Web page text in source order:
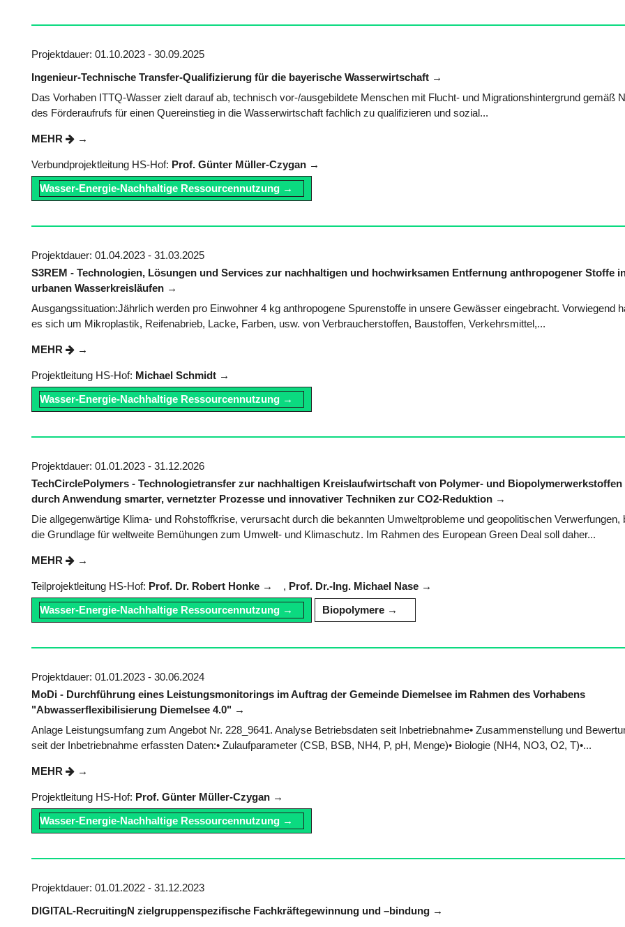
Projektdauer: 01.10.2023 - 30.09.2025
Ingenieur-Technische Transfer-Qualifizierung für die bayerische Wasserwirtschaft
Das Vorhaben ITTQ-Wasser zielt darauf ab, technisch vor-/ausgebildete Menschen mit Flucht- und Migrationshintergrund gemäß
des Förderaufrufs für einen Quereinstieg in die Wasserwirtschaft fachlich zu qualifizieren und sozial...
MEHR
Verbundprojektleitung HS-Hof: Prof. Günter Müller-Czygan
Wasser-Energie-Nachhaltige Ressourcennutzung
Projektdauer: 01.04.2023 - 31.03.2025
S3REM - Technologien, Lösungen und Services zur nachhaltigen und hochwirksamen Entfernung anthropogener Stoffe
urbanen Wasserkreisläufen
Ausgangssituation:Jährlich werden pro Einwohner 4 kg anthropogene Spurenstoffe in unsere Gewässer eingebracht. Vorwiegend
es sich um Mikroplastik, Reifenabrieb, Lacke, Farben, usw. von Verbraucherstoffen, Baustoffen, Verkehrsmittel,...
MEHR
Projektleitung HS-Hof: Michael Schmidt
Wasser-Energie-Nachhaltige Ressourcennutzung
Projektdauer: 01.01.2023 - 31.12.2026
TechCirclePolymers - Technologietransfer zur nachhaltigen Kreislaufwirtschaft von Polymer- und Biopolymerwerkstoffen
durch Anwendung smarter, vernetzter Prozesse und innovativer Techniken zur CO2-Reduktion
Die allgegenwärtige Klima- und Rohstoffkrise, verursacht durch die bekannten Umweltprobleme und geopolitischen Verwerfungen,
die Grundlage für weltweite Bemühungen zum Umwelt- und Klimaschutz. Im Rahmen des European Green Deal soll daher...
MEHR
Teilprojektleitung HS-Hof: Prof. Dr. Robert Honke , Prof. Dr.-Ing. Michael Nase
Wasser-Energie-Nachhaltige Ressourcennutzung
Biopolymere
Projektdauer: 01.01.2023 - 30.06.2024
MoDi - Durchführung eines Leistungsmonitorings im Auftrag der Gemeinde Diemelsee im Rahmen des Vorhabens
"Abwasserflexibilisierung Diemelsee 4.0"
Anlage Leistungsumfang zum Angebot Nr. 228_9641. Analyse Betriebsdaten seit Inbetriebnahme• Zusammenstellung und
seit der Inbetriebnahme erfassten Daten:• Zulaufparameter (CSB, BSB, NH4, P, pH, Menge)• Biologie (NH4, NO3, O2, T)•...
MEHR
Projektleitung HS-Hof: Prof. Günter Müller-Czygan
Wasser-Energie-Nachhaltige Ressourcennutzung
Projektdauer: 01.01.2022 - 31.12.2023
DIGITAL-RecruitingN zielgruppenspezifische Fachkräftegewinnung und –bindung